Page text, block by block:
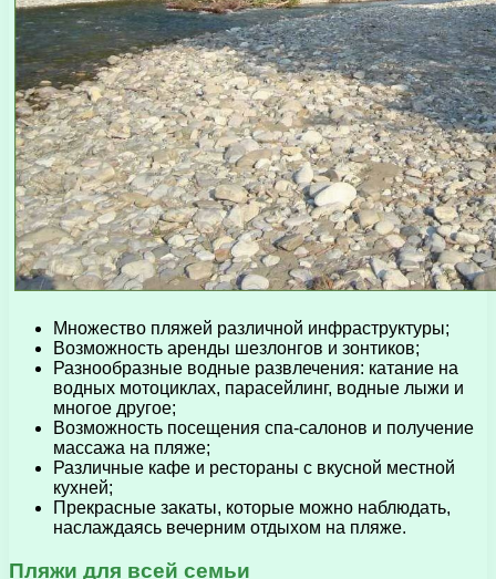
Множество пляжей различной инфраструктуры;
Возможность аренды шезлонгов и зонтиков;
Разнообразные водные развлечения: катание на
водных мотоциклах, парасейлинг, водные лыжи и
многое другое;
Возможность посещения спа-салонов и получение
массажа на пляже;
Различные кафе и рестораны с вкусной местной
кухней;
Прекрасные закаты, которые можно наблюдать,
наслаждаясь вечерним отдыхом на пляже.
Пляжи для всей семьи